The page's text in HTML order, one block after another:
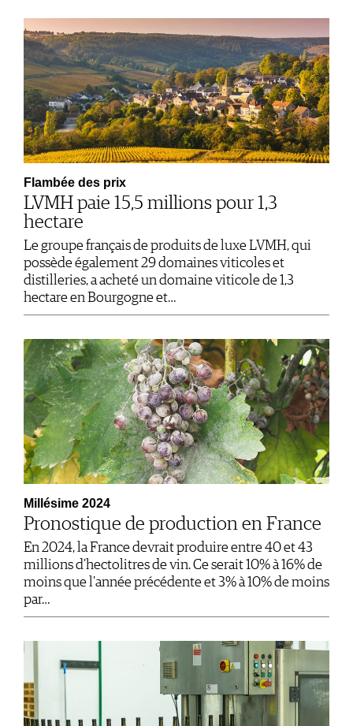
Flambée des prix
LVMH paie 15,5 millions pour 1,3
hectare
Le groupe français de produits de luxe LVMH, qui
possède également 29 domaines viticoles et
distilleries, a acheté un domaine viticole de 1,3
hectare en Bourgogne et…
Millésime 2024
Pronostique de production en France
En 2024, la France devrait produire entre 40 et 43
millions d'hectolitres de vin. Ce serait 10% à 16% de
moins que l'année précédente et 3% à 10% de moins
par…